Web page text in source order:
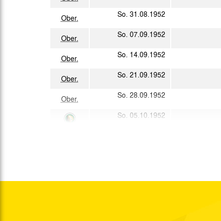
Ober. So. 31.08.1952
Ober. So. 07.09.1952
Ober. So. 14.09.1952
Ober. So. 21.09.1952
Ober. So. 28.09.1952
So. 05.10.1952
Ober.